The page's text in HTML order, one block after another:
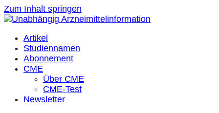
Zum Inhalt springen
Artikel
Studiennamen
Abonnement
CME
Über CME
CME-Test
Newsletter